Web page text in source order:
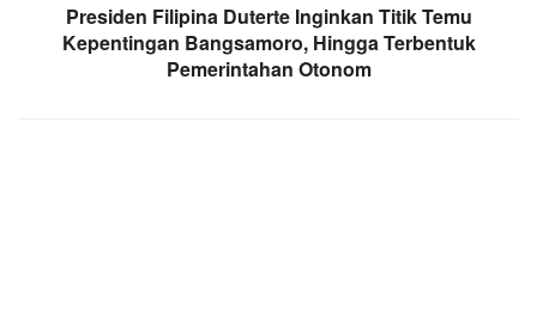
Presiden Filipina Duterte Inginkan Titik Temu
Kepentingan Bangsamoro, Hingga Terbentuk
Pemerintahan Otonom